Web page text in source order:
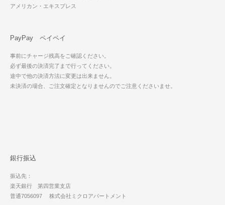
アメリカン・エキスプレス
PayPay ペイペイ
事前にチャージ残高をご確認ください。
必ず最後の決済完了まで行ってください。
途中で他の決済方法に変更は出来ません。
未決済の場合、ご注文確定となりませんのでご注意くださいませ。
銀行振込
振込先：
楽天銀行 第四営業支店
普通7056097 株式会社ミクロアパートメント